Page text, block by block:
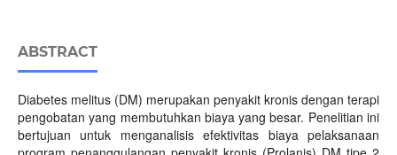
ABSTRACT
Diabetes melitus (DM) merupakan penyakit kronis dengan terapi
pengobatan yang membutuhkan biaya yang besar. Penelitian ini
bertujuan untuk menganalisis efektivitas biaya pelaksanaan